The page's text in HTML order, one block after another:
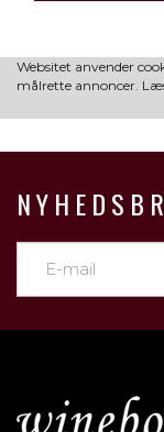
Websitet anvender
målrette annoncer.